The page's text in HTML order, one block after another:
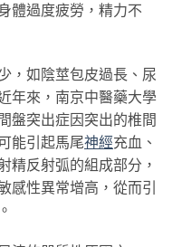
體過度疲勞，精力不
，如陰莖包皮過長、尿
年來，南京中醫藥大學
盤突出症因突出的椎間
能引起馬尾神經充血、
精反射弧的組成部分，
感性異常增高，從而引